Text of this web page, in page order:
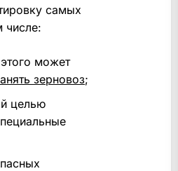
самых
числе:
может
зерновоз;
целью